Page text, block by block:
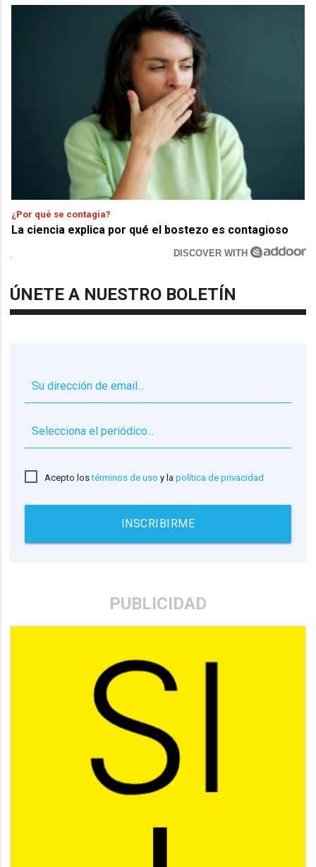
¿Por qué se contagia?
La ciencia explica por qué el bostezo es contagioso
DISCOVER WITH
ÚNETE A NUESTRO BOLETÍN
Acepto lostérminos de uso y lapolítica de privacidad
INSCRIBIRME
PUBLICIDAD